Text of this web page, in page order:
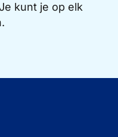
kunt je op elk